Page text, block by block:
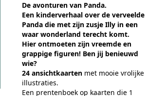
De avonturen van Panda.
Een kinderverhaal over de verveelde
Panda die met zijn zusje Illy in een
waar wonderland terecht komt.
Hier ontmoeten zijn vreemde en
grappige figuren! Ben jij benieuwd
wie?
24 ansichtkaarten met mooie vrolijke
illustraties.
Een prentenboek op kaarten die 1